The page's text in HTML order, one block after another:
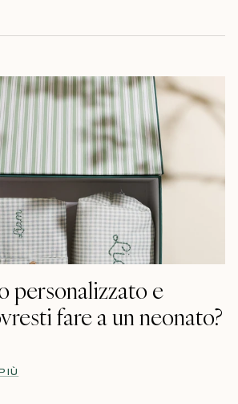
personalizzato e
fare a un neonato?